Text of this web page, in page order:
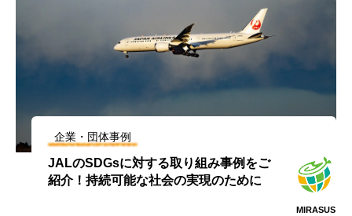
企業・団体事例
JALのSDGsに対する取り組み事例をご
紹介！持続可能な社会の実現のために
MIRASUS